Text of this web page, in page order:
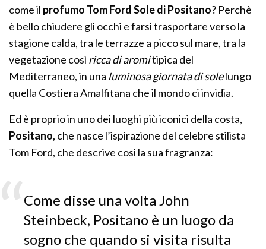
come il profumo Tom Ford Sole di Positano? Perchè
è bello chiudere gli occhi e farsi trasportare verso la
stagione calda, tra le terrazze a picco sul mare, tra la
vegetazione così ricca di aromitipica del
Mediterraneo, in una luminosa giornata di solelungo
quella Costiera Amalfitana che il mondo ci invidia.
Ed è proprio in uno dei luoghi più iconici della costa,
Positano, che nasce l’ispirazione del celebre stilista
Tom Ford, che descrive così la sua fragranza:
Come disse una volta John
Steinbeck, Positano è un luogo da
sogno che quando si visita risulta